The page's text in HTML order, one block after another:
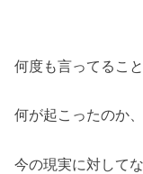
何度も言ってること
何が起こったのか
今の現実に対して